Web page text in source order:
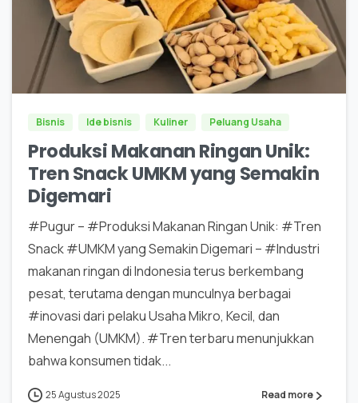
0 0
Bisnis Ide bisnis Kuliner Peluang Usaha
Produksi Makanan Ringan Unik:
Tren Snack UMKM yang Semakin
Digemari
#Pugur – #Produksi Makanan Ringan Unik: #Tren
Snack #UMKM yang Semakin Digemari – #Industri
makanan ringan di Indonesia terus berkembang
pesat, terutama dengan munculnya berbagai
#inovasi dari pelaku Usaha Mikro, Kecil, dan
Menengah (UMKM). #Tren terbaru menunjukkan
bahwa konsumen tidak...
25 Agustus 2025 Read more